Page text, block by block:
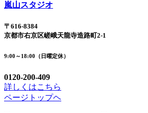
嵐山スタジオ
〒616-8384
京都市右京区嵯峨天龍寺造路町2-1
9:00～18:00（日曜定休）
0120-200-409
詳しくはこちら
ページトップヘ